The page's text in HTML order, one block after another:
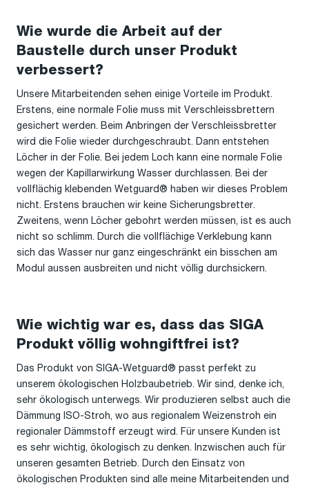
Wie wurde die Arbeit auf der
Baustelle durch unser Produkt
verbessert?
Unsere Mitarbeitenden sehen einige Vorteile im Produkt.
Erstens, eine normale Folie muss mit Verschleissbrettern
gesichert werden. Beim Anbringen der Verschleissbretter
wird die Folie wieder durchgeschraubt. Dann entstehen
Löcher in der Folie. Bei jedem Loch kann eine normale Folie
wegen der Kapillarwirkung Wasser durchlassen. Bei der
vollflächig klebenden Wetguard® haben wir dieses Problem
nicht. Erstens brauchen wir keine Sicherungsbretter.
Zweitens, wenn Löcher gebohrt werden müssen, ist es auch
nicht so schlimm. Durch die vollflächige Verklebung kann
sich das Wasser nur ganz eingeschränkt ein bisschen am
Modul aussen ausbreiten und nicht völlig durchsickern.
Wie wichtig war es, dass das SIGA
Produkt völlig wohngiftfrei ist?
Das Produkt von SIGA-Wetguard® passt perfekt zu
unserem ökologischen Holzbaubetrieb. Wir sind, denke ich,
sehr ökologisch unterwegs. Wir produzieren selbst auch die
Dämmung ISO-Stroh, wo aus regionalem Weizenstroh ein
regionaler Dämmstoff erzeugt wird. Für unsere Kunden ist
es sehr wichtig, ökologisch zu denken. Inzwischen auch für
unseren gesamten Betrieb. Durch den Einsatz von
ökologischen Produkten sind alle meine Mitarbeitenden und